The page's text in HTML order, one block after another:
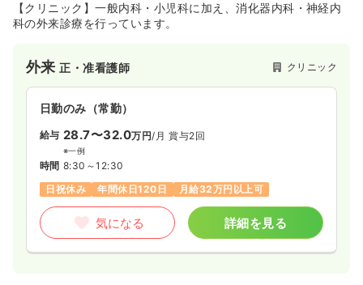
【クリニック】一般内科・小児科に加え、消化器内科・神経内
科の外来診療を行っています。
外来正・准看護師 クリニック
日勤のみ（常勤）
給与 28.7〜32.0万円/月 賞与2回
※一例
時間 8:30～12:30
日祝休み
年間休日120日 月給32万円以上可
気になる 詳細を見る